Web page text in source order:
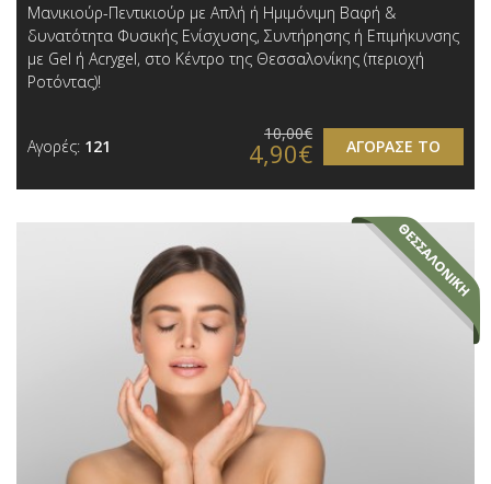
Μανικιούρ-Πεντικιούρ με Απλή ή Ημιμόνιμη Βαφή &
δυνατότητα Φυσικής Ενίσχυσης, Συντήρησης ή Επιμήκυνσης
με Gel ή Acrygel, στο Κέντρο της Θεσσαλονίκης (περιοχή
Ροτόντας)!
Αγορές: 121 ΑΓΟΡΑΣΕ ΤΟ
10,00€
4,90€